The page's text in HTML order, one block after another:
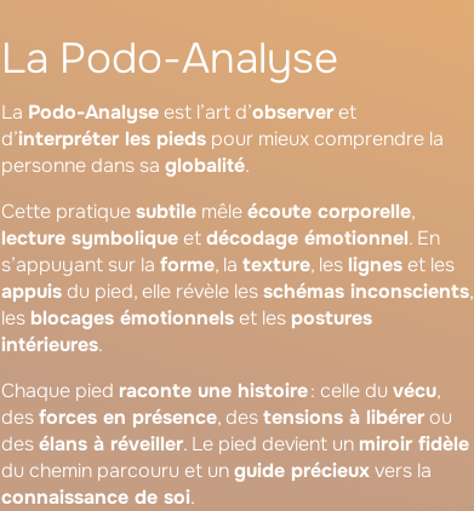
La Podo-Analyse
La Podo-Analyseest l’art d’observeret
d’interpréter les pieds pour mieux comprendre la
personne dans sa globalité.
Cette pratiquesubtile mêleécoute corporelle,
lecture symboliqueetdécodage émotionnel. En
s’appuyant sur la forme, la texture, les ligneset les
appuisdu pied, elle révèle lesschémas inconscients,
les blocages émotionnelset les postures
intérieures.
Chaque pied raconte une histoire: celle du vécu,
desforces en présence, destensions à libérerou
desélans à réveiller. Le pied devient un miroir fidèle
du chemin parcouru et unguide précieuxvers la
connaissance de soi.